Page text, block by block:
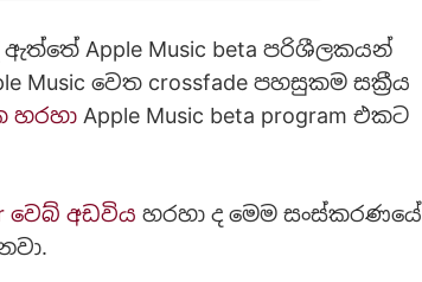
Apple Music beta පරිශීලකයන්
වෙත crossfade පහසුකම සක්‍රීය
හරහා Apple Music beta program එකට
වෙබ් අඩවිය හරහා ද මෙම සංස්කරණයේ